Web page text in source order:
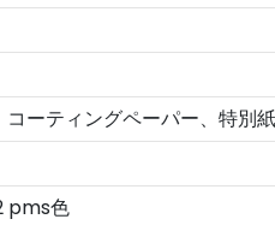
ーティングペーパー、特別
pms色